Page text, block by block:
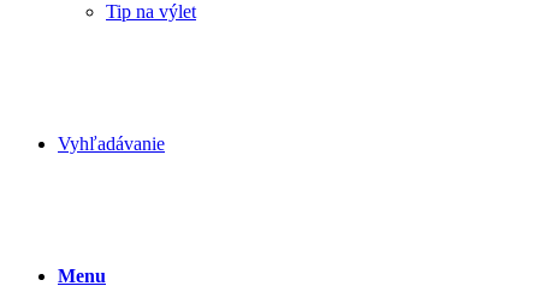
Tip na výlet
Vyhľadávanie
Menu